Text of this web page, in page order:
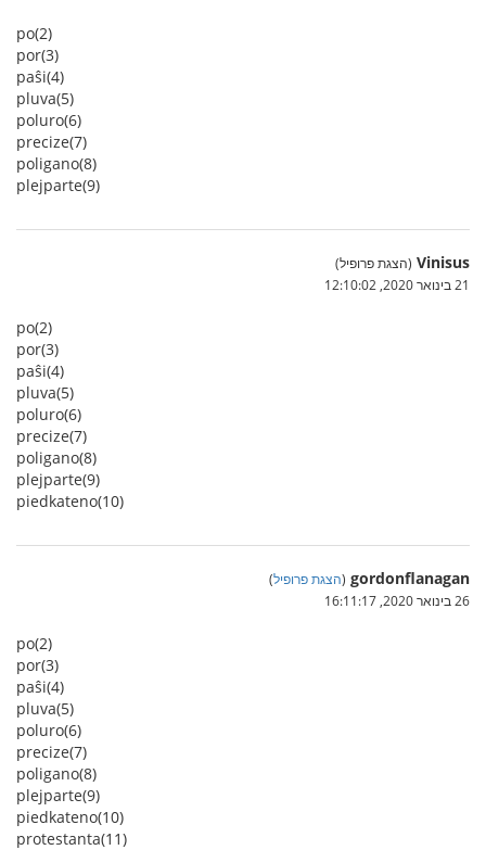
po(2)
por(3)
paŝi(4)
pluva(5)
poluro(6)
precize(7)
poligano(8)
plejparte(9)
Vinisus (הצגת פרופיל)
21 בינואר 2020, 12:10:02
po(2)
por(3)
paŝi(4)
pluva(5)
poluro(6)
precize(7)
poligano(8)
plejparte(9)
piedkateno(10)
gordonflanagan
(הצגת פרופיל)
26 בינואר 2020, 16:11:17
po(2)
por(3)
paŝi(4)
pluva(5)
poluro(6)
precize(7)
poligano(8)
plejparte(9)
piedkateno(10)
protestanta(11)